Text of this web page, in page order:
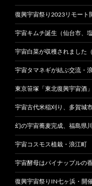
復興宇宙祭り2023リモート
宇宙キムチ誕生（仙台市、塩
宇宙白菜が収穫されました
宇宙タマネギが結ぶ交流・
東京笹塚「東北復興宇宙酒
宇宙古代米稲刈り、多賀城
幻の宇宙蕎麦完成、福島県
宇宙コスモス植栽・浪江町
宇宙酵母はパイナップルの
復興宇宙祭りIN七ヶ浜・開